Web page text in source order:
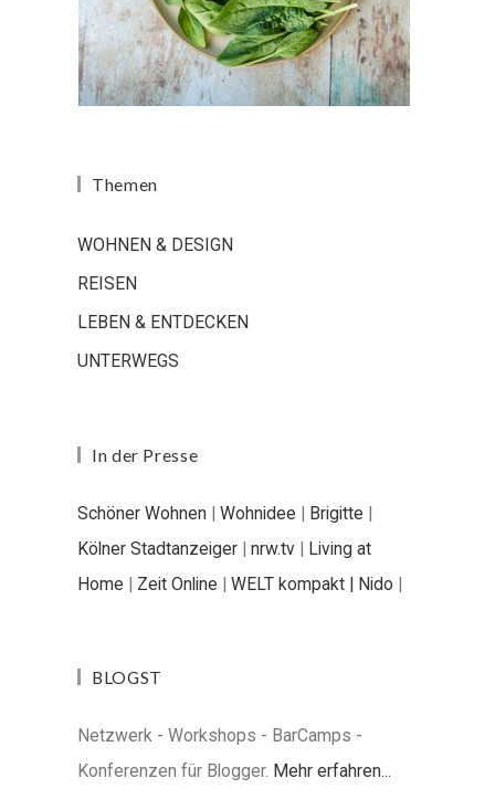
Themen
WOHNEN & DESIGN
REISEN
LEBEN & ENTDECKEN
UNTERWEGS
In der Presse
Schöner Wohnen | Wohnidee | Brigitte |
Kölner Stadtanzeiger | nrw.tv | Living at
Home | Zeit Online | WELT kompakt | Nido |
BLOGST
Netzwerk - Workshops - BarCamps -
Konferenzen für Blogger. Mehr erfahren...